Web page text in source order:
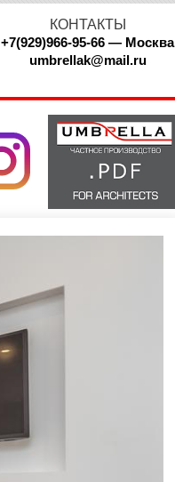
КОНТАКТЫ
+7(929)966-95-66 — Москва
umbrellak@mail.ru